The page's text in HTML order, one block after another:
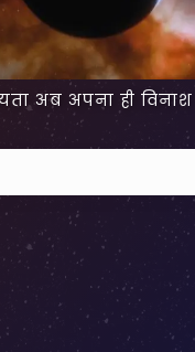
अब अपना ही विनाश